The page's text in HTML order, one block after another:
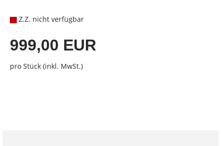
Z.Z. nicht verfügbar
999,00 EUR
pro Stück (inkl. MwSt.)